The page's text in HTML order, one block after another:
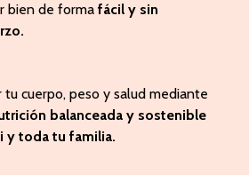
bien de forma fácil y sin
tu cuerpo, peso y salud mediante
balanceada y sostenible
y toda tu familia.